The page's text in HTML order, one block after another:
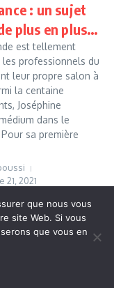
: un sujet
plus en plus…
est tellement
professionnels du
leur propre salon à
la centaine
Joséphine
dans le
sa première
21, 2021
par
que nous vous
site Web. Si vous
que vous en